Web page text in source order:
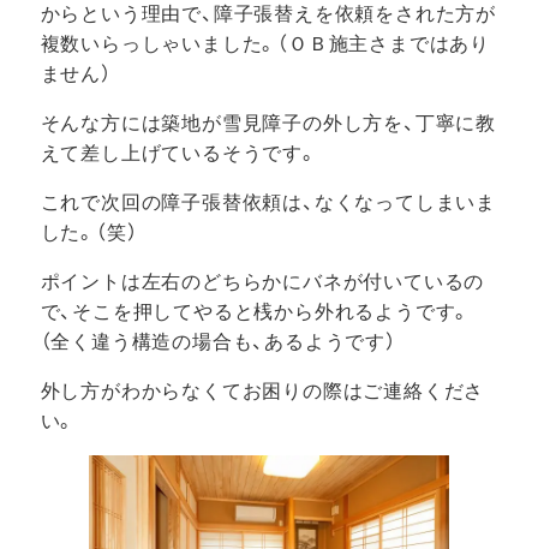
からという理由で、障子張替えを依頼をされた方が
複数いらっしゃいました。（ＯＢ施主さまではあり
ません）
そんな方には築地が雪見障子の外し方を、丁寧に教
えて差し上げているそうです。
これで次回の障子張替依頼は、なくなってしまいま
した。（笑）
ポイントは左右のどちらかにバネが付いているの
で、そこを押してやると桟から外れるようです。
（全く違う構造の場合も、あるようです）
外し方がわからなくてお困りの際はご連絡くださ
い。